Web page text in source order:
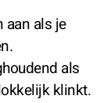
aan als je
als
klinkt.